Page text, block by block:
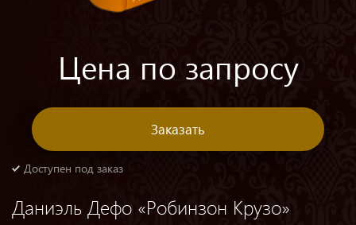
Доступен под заказ
Даниэль Дефо «Робинзон Крузо»
Цена по запросу
Заказать